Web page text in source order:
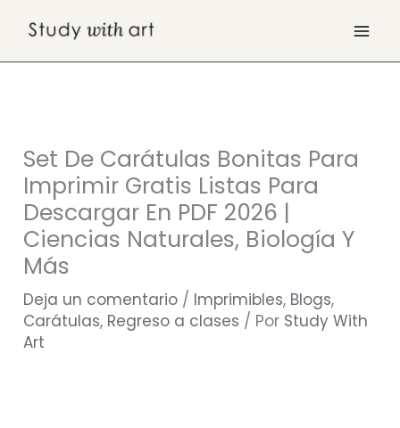
contenido
Set De Carátulas Bonitas Para
Imprimir Gratis Listas Para
Descargar En PDF 2026 |
Ciencias Naturales, Biología Y
Más
Deja un comentario / Imprimibles, Blogs,
Carátulas, Regreso a clases / Por Study With
Art